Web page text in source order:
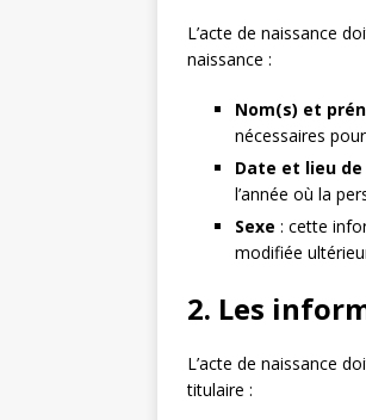
L’acte de naissance
naissance :
Nom(s) et
nécessaires
Date et lieu
l’année où la
Sexe : cette
modifiée
2. Les
L’acte de naissance
titulaire :